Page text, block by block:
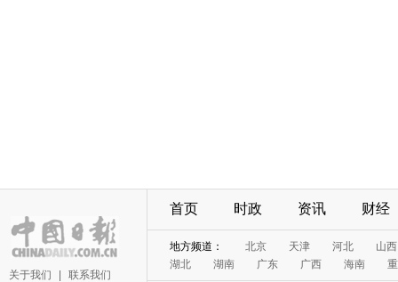
关于我们 联系我们
首页 时政 资讯 财经
地方频道： 北京 天津 河北
山西
湖北
湖南 广东 广西 海南